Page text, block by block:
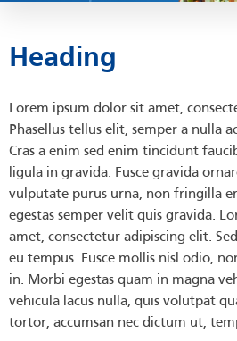
Heading
Lorem ipsum dolor sit amet,
Phasellus tellus elit, semper a nulla
Cras a enim sed enim tincidunt
ligula in gravida. Fusce gravida
vulputate purus urna, non fringilla
egestas semper velit quis gravida.
amet, consectetur adipiscing elit.
eu tempus. Fusce mollis nisl odio,
in. Morbi egestas quam in magna
vehicula lacus nulla, quis volutpat
tortor, accumsan nec dictum ut,